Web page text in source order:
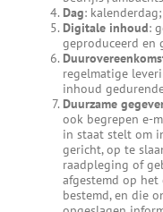
Dag: kalenderdag;
Digitale inhoud:
geproduceerd en
regelmatige
inhoud
Duurzame
ook begrepen e-
in staat stelt om
gericht, op te
raadpleging of
afgestemd op
bestemd, en die